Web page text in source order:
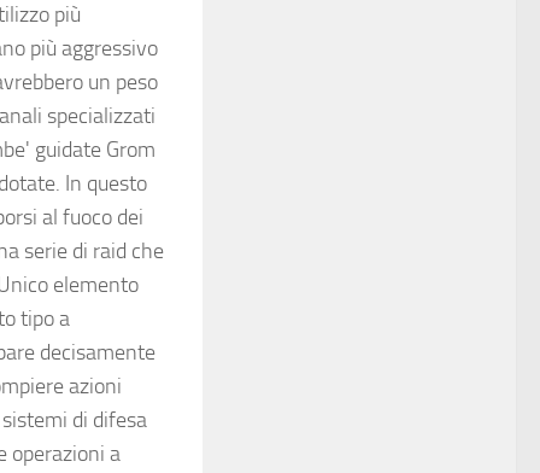
più
più aggressivo
un peso
specializzati
guidate Grom
In questo
al fuoco dei
serie di raid che
elemento
tipo a
decisamente
azioni
di difesa
operazioni a